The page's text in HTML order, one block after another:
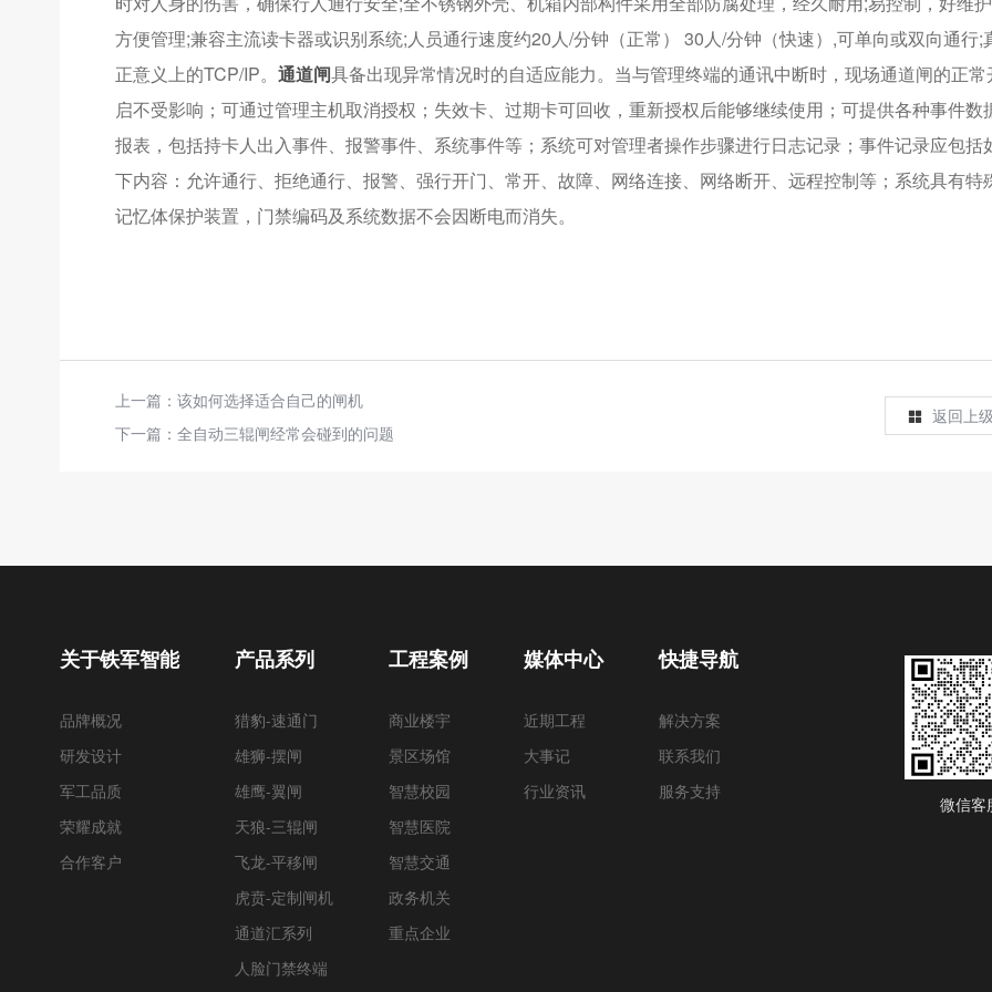
方便管理;兼容主流读卡器或识别系统;人员通行速度约20人/分钟（正常） 30人/分钟（快速）,可单向或双向通行;
正意义上的TCP/IP。 通道闸具备出现异常情况时的自适应能力。当与管理终端的通讯中断时，现场通道闸的正常
启不受影响；可通过管理主机取消授权；失效卡、过期卡可回收，重新授权后能够继续使用；可提供各种事件数
报表，包括持卡人出入事件、报警事件、系统事件等；系统可对管理者操作步骤进行日志记录；事件记录应包括
下内容：允许通行、拒绝通行、报警、强行开门、常开、故障、网络连接、网络断开、远程控制等；系统具有特
记忆体保护装置，门禁编码及系统数据不会因断电而消失。
上一篇： 该如何选择适合自己的闸机
下一篇： 全自动三辊闸经常会碰到的问题
返回上级
关于铁军智能
品牌概况
研发设计
军工品质
荣耀成就
合作客户
产品系列
猎豹-速通门
雄狮-摆闸
雄鹰-翼闸
天狼-三辊闸
飞龙-平移闸
虎贲-定制闸机
通道汇系列
人脸门禁终端
工程案例
商业楼宇
景区场馆
智慧校园
智慧医院
智慧交通
政务机关
重点企业
媒体中心
近期工程
大事记
行业资讯
快捷导航
解决方案
联系我们
服务支持
微信客